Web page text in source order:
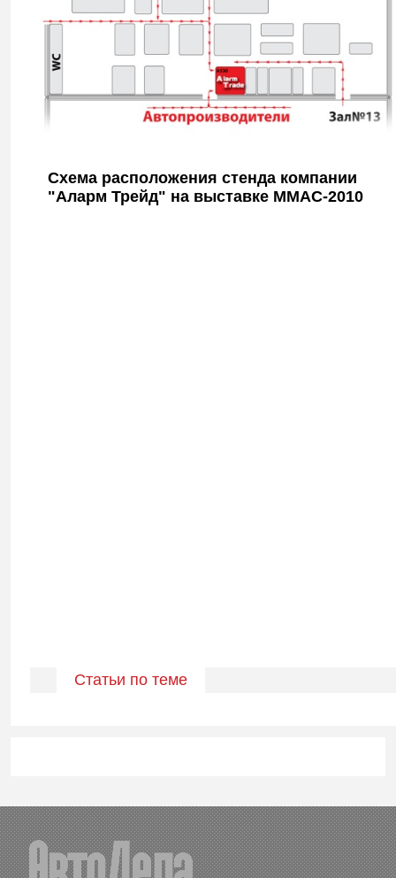
Схема расположения стенда компании
"Аларм Трейд" на выставке ММАС-2010
Статьи по теме